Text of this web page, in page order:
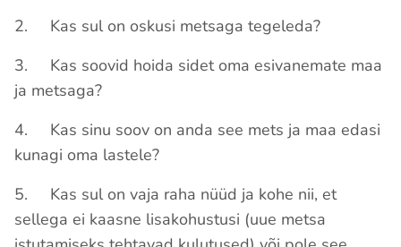
2. Kas sul on oskusi metsaga tegeleda?
3. Kas soovid hoida sidet oma esivanemate maa
ja metsaga?
4. Kas sinu soov on anda see mets ja maa edasi
kunagi oma lastele?
5. Kas sul on vaja raha nüüd ja kohe nii, et
sellega ei kaasne lisakohustusi (uue metsa